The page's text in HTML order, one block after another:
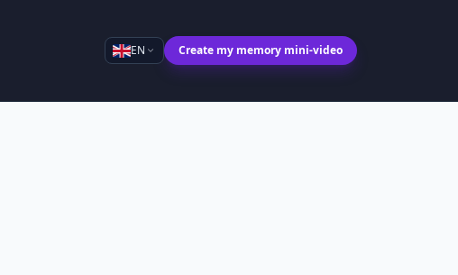
EN Create my memory mini-video